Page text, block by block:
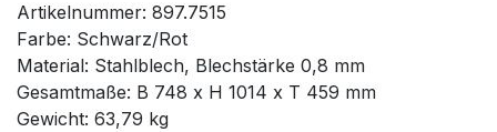
Artikelnummer: 897.7515
Farbe: Schwarz/Rot
Material: Stahlblech, Blechstärke 0,8 mm
Gesamtmaße: B 748 x H 1014 x T 459 mm
Gewicht: 63,79 kg